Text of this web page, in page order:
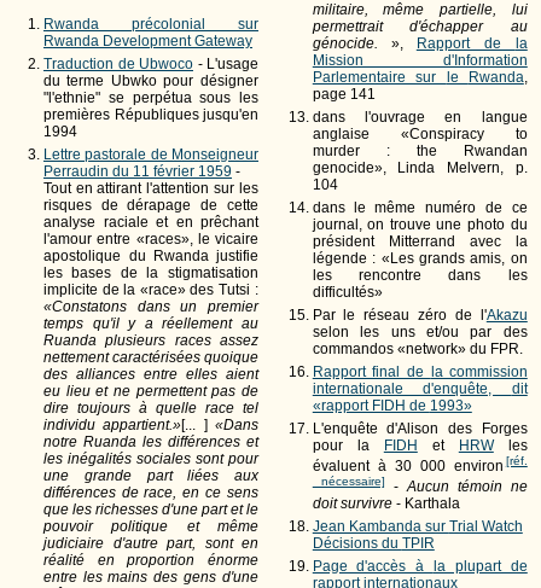
Rwanda précolonial sur
Rwanda Development Gateway
Traduction de Ubwoco - L'usage
du terme Ubwko pour désigner
"l'ethnie" se perpétua sous les
premières Républiques jusqu'en
1994
Lettre pastorale de Monseigneur
Perraudin du 11 février 1959 -
Tout en attirant l'attention sur les
risques de dérapage de cette
analyse raciale et en prêchant
l'amour entre «races», le vicaire
apostolique du Rwanda justifie
les bases de la stigmatisation
implicite de la «race» des Tutsi :
«Constatons dans un premier
temps qu'il y a réellement au
Ruanda plusieurs races assez
nettement caractérisées quoique
des alliances entre elles aient
eu lieu et ne permettent pas de
dire toujours à quelle race tel
individu appartient.»[... ] «Dans
notre Ruanda les différences et
les inégalités sociales sont pour
une grande part liées aux
différences de race, en ce sens
que les richesses d'une part et le
pouvoir politique et même
judiciaire d'autre part, sont en
réalité en proportion énorme
entre les mains des gens d'une
militaire, même partielle, lui
permettrait d'échapper au
génocide. »,
Rapport de la
Mission d'Information
Parlementaire sur le Rwanda,
page 141
dans l'ouvrage en langue
anglaise «Conspiracy to
murder : the Rwandan
genocide», Linda Melvern, p.
104
dans le même numéro de ce
journal, on trouve une photo du
président Mitterrand avec la
légende : «Les grands amis, on
les rencontre dans les
difficultés»
Par le réseau zéro de l'Akazu
selon les uns et/ou par des
commandos «network» du FPR.
Rapport final de la commission
internationale d'enquête, dit
«rapport FIDH de 1993»
L'enquête d'Alison des Forges
pour la
FIDH et HRWles
évaluent à 30 000 environ [réf.
nécessaire]
-Aucun témoin ne
doit survivre- Karthala
Jean Kambanda sur Trial Watch
Décisions du TPIR
Page d'accès à la plupart de
rapport internationaux